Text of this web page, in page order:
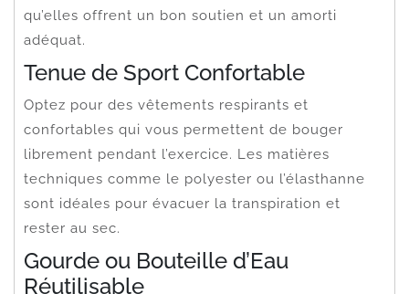
qu’elles offrent un bon soutien et un amorti
adéquat.
Tenue de Sport Confortable
Optez pour des vêtements respirants et
confortables qui vous permettent de bouger
librement pendant l’exercice. Les matières
techniques comme le polyester ou l’élasthanne
sont idéales pour évacuer la transpiration et
rester au sec.
Gourde ou Bouteille d’Eau
Réutilisable